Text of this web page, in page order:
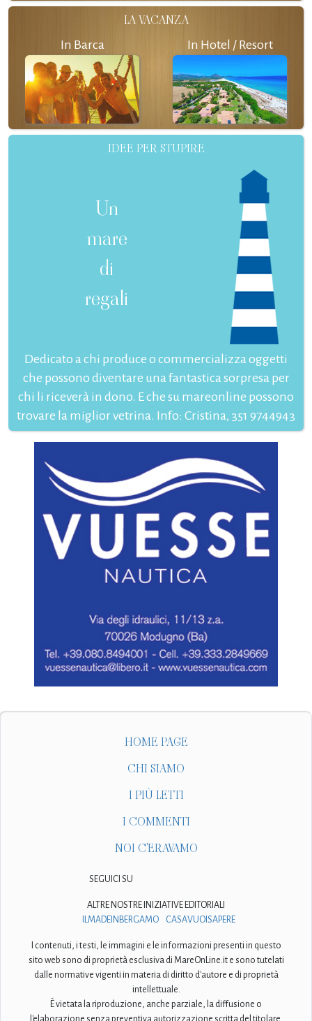
LA VACANZA
In Barca In Hotel / Resort
IDEE PER STUPIRE
Un
mare
di
regali
Dedicato a chi produce o commercializza oggetti
che possono diventare una fantastica sorpresa per
chi li riceverà in dono. E che su mareonline possono
trovare la miglior vetrina. Info: Cristina, 351 9744943
HOME PAGE
CHI SIAMO
I PIÙ LETTI
I COMMENTI
NOI C'ERAVAMO
SEGUICI SU
ALTRE NOSTRE INIZIATIVE EDITORIALI
ILMADEINBERGAMO
CASAVUOISAPERE
I contenuti, i testi, le immagini e le informazioni presenti in questo
sito web sono di proprietà esclusiva di MareOnLine.it e sono tutelati
dalle normative vigenti in materia di diritto d'autore e di proprietà
intellettuale.
È vietata la riproduzione, anche parziale, la diffusione o
l'elaborazione senza preventiva autorizzazione scritta del titolare.